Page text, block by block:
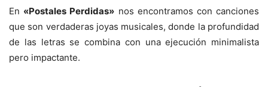
En «Postales Perdidas» nos encontramos con canciones
que son verdaderas joyas musicales, donde la profundidad
de las letras se combina con una ejecución minimalista
pero impactante.